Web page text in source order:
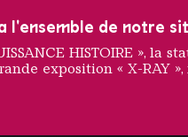
l'ensemble de notre
HISTOIRE », la
exposition « X-